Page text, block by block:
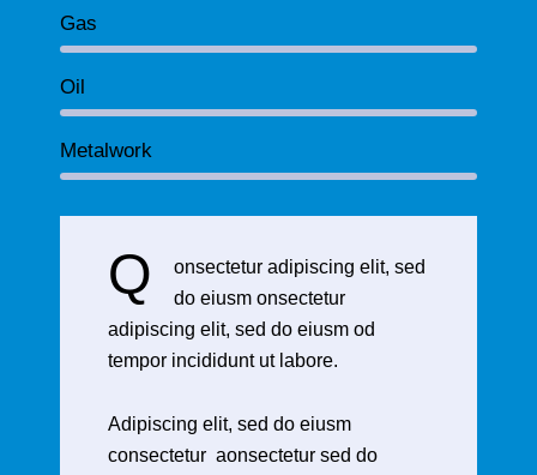
Gas
Oil
Metalwork
Q
onsectetur adipiscing elit, sed
do eiusm onsectetur
adipiscing elit, sed do eiusm od
tempor incididunt ut labore.
Adipiscing elit, sed do eiusm
consectetur aonsectetur sed do